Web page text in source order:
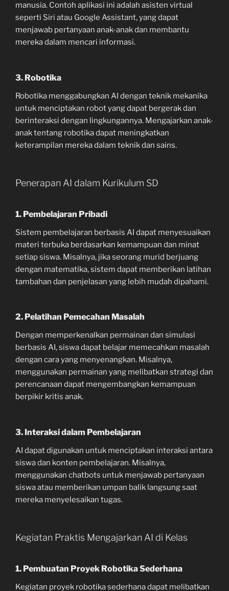
manusia. Contoh aplikasi ini adalah asisten virtual
seperti Siri atau Google Assistant, yang dapat
menjawab pertanyaan anak-anak dan membantu
mereka dalam mencari informasi.
3. Robotika
Robotika menggabungkan AI dengan teknik mekanika
untuk menciptakan robot yang dapat bergerak dan
berinteraksi dengan lingkungannya. Mengajarkan anak-
anak tentang robotika dapat meningkatkan
keterampilan mereka dalam teknik dan sains.
Penerapan AI dalam Kurikulum SD
1. Pembelajaran Pribadi
Sistem pembelajaran berbasis AI dapat menyesuaikan
materi terbuka berdasarkan kemampuan dan minat
setiap siswa. Misalnya, jika seorang murid berjuang
dengan matematika, sistem dapat memberikan latihan
tambahan dan penjelasan yang lebih mudah dipahami.
2. Pelatihan Pemecahan Masalah
Dengan memperkenalkan permainan dan simulasi
berbasis AI, siswa dapat belajar memecahkan masalah
dengan cara yang menyenangkan. Misalnya,
menggunakan permainan yang melibatkan strategi dan
perencanaan dapat mengembangkan kemampuan
berpikir kritis anak.
3. Interaksi dalam Pembelajaran
AI dapat digunakan untuk menciptakan interaksi antara
siswa dan konten pembelajaran. Misalnya,
menggunakan chatbots untuk menjawab pertanyaan
siswa atau memberikan umpan balik langsung saat
mereka menyelesaikan tugas.
Kegiatan Praktis Mengajarkan AI di Kelas
1. Pembuatan Proyek Robotika Sederhana
Kegiatan proyek robotika sederhana dapat melibatkan